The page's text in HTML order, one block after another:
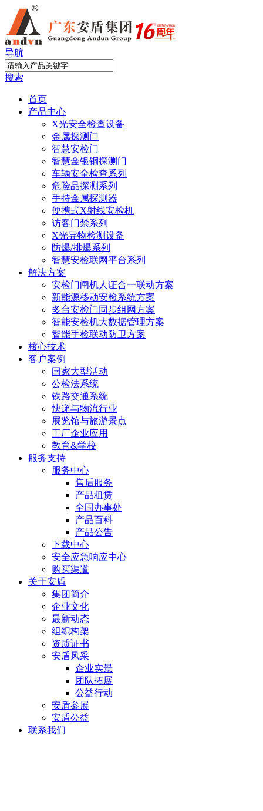
导航
搜索
首页
产品中心
X光安全检查设备
金属探测门
智慧安检门
智慧金银铜探测门
车辆安全检查系列
危险品探测系列
手持金属探测器
便携式X射线安检机
访客门禁系列
X光异物检测设备
防爆/排爆系列
智慧安检联网平台系列
解决方案
安检门闸机人证合一联动方案
新能源移动安检系统方案
多台安检门同步组网方案
智能安检机大数据管理方案
智能手检联动防卫方案
核心技术
客户案例
国家大型活动
公检法系统
铁路交通系统
快递与物流行业
展览馆与旅游景点
工厂企业应用
教育&学校
服务支持
服务中心
售后服务
产品租赁
全国办事处
产品百科
产品公告
下载中心
安全应急响应中心
购买渠道
关于安盾
集团简介
企业文化
最新动态
组织构架
资质证书
安盾风采
企业实景
团队拓展
公益行动
安盾参展
安盾公益
联系我们